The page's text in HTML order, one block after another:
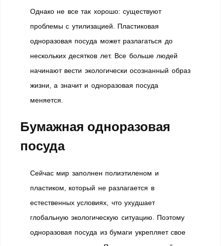
Однако не все так хорошо: существуют
проблемы с утилизацией. Пластиковая
одноразовая посуда может разлагаться до
нескольких десятков лет. Все больше людей
начинают вести экологически осознанный образ
жизни, а значит и одноразовая посуда
меняется.
Бумажная одноразовая
посуда
Сейчас мир заполнен полиэтиленом и
пластиком, который не разлагается в
естественных условиях, что ухудшает
глобальную экологическую ситуацию. Поэтому
одноразовая посуда из бумаги укрепляет свое